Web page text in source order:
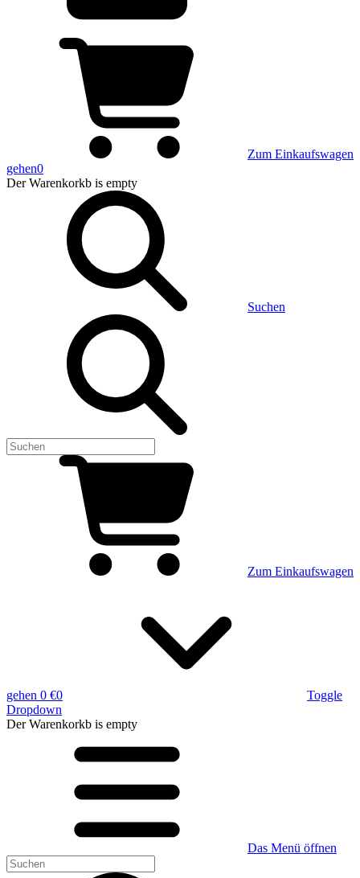
Zum Einkaufswagen
gehen0
Der Warenkorkb is empty
Suchen
Zum Einkaufswagen
gehen 0 €0
Toggle
Dropdown
Der Warenkorkb is empty
Das Menü öffnen